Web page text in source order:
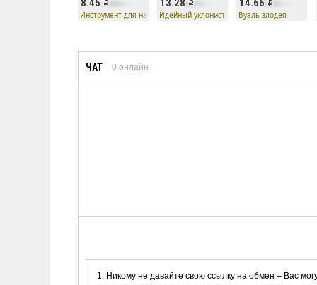
8.45
Инструмент для нанесения наклеек
13.28
Идейный уклонист
14.66
Вуаль злодея
ЧАТ 0 онлайн
Никому не давайте свою ссылку на обмен – Вас